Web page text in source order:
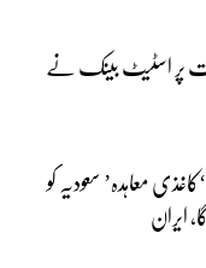
پر اسٹیٹ بینک نے
معاہدہ’ سعودیہ کو
ایران